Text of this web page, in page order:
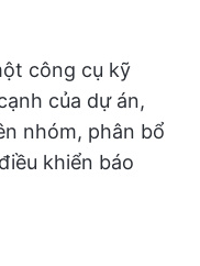
công cụ kỹ
của dự án,
nhóm, phân bổ
khiển báo